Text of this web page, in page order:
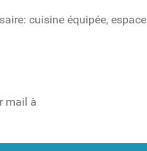
cuisine équipée, espace
mail à